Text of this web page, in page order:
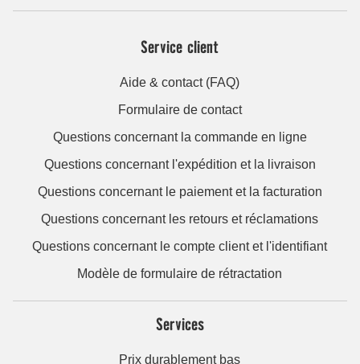
Service client
Aide & contact (FAQ)
Formulaire de contact
Questions concernant la commande en ligne
Questions concernant l'expédition et la livraison
Questions concernant le paiement et la facturation
Questions concernant les retours et réclamations
Questions concernant le compte client et l'identifiant
Modèle de formulaire de rétractation
Services
Prix durablement bas